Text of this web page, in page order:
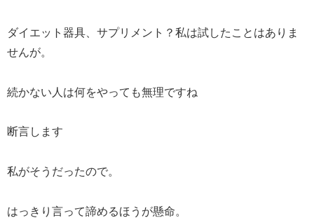
ダイエット器具、サプリメント？私は試したことはありま
せんが。
続かない人は何をやっても無理ですね
断言します
私がそうだったので。
はっきり言って諦めるほうが懸命。